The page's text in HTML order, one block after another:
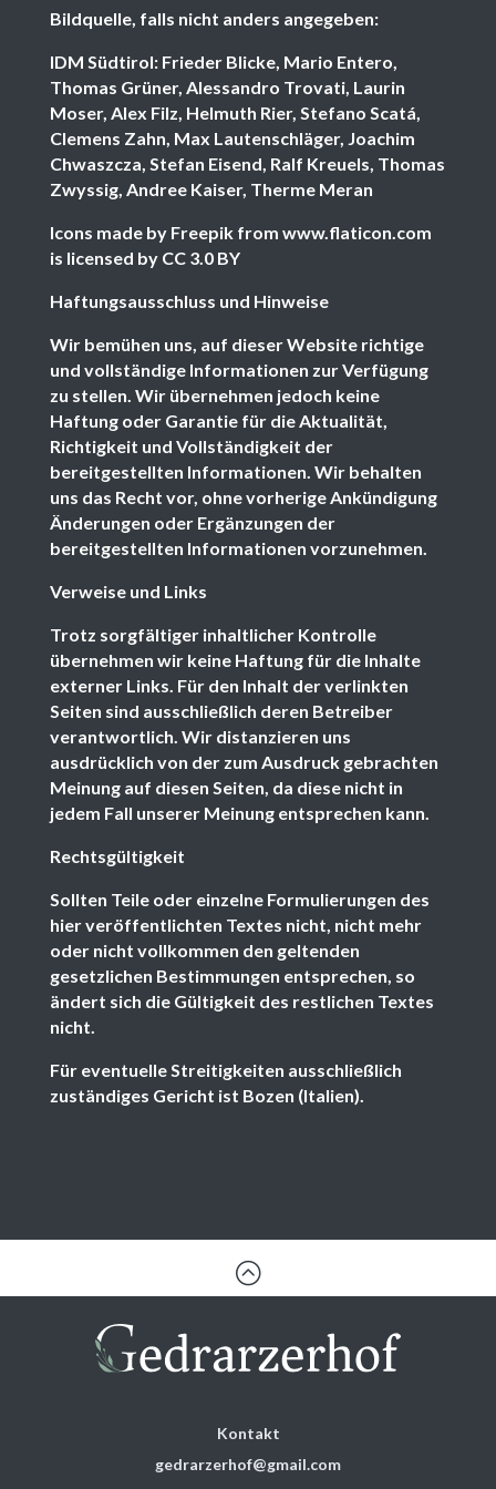
Bildquelle, falls nicht anders angegeben:
IDM Südtirol: Frieder Blicke, Mario Entero,
Thomas Grüner, Alessandro Trovati, Laurin
Moser, Alex Filz, Helmuth Rier, Stefano Scatá,
Clemens Zahn, Max Lautenschläger, Joachim
Chwaszcza, Stefan Eisend, Ralf Kreuels, Thomas
Zwyssig, Andree Kaiser, Therme Meran
Icons made by Freepik from www.flaticon.com
is licensed by CC 3.0 BY
Haftungsausschluss und Hinweise
Wir bemühen uns, auf dieser Website richtige
und vollständige Informationen zur Verfügung
zu stellen. Wir übernehmen jedoch keine
Haftung oder Garantie für die Aktualität,
Richtigkeit und Vollständigkeit der
bereitgestellten Informationen. Wir behalten
uns das Recht vor, ohne vorherige Ankündigung
Änderungen oder Ergänzungen der
bereitgestellten Informationen vorzunehmen.
Verweise und Links
Trotz sorgfältiger inhaltlicher Kontrolle
übernehmen wir keine Haftung für die Inhalte
externer Links. Für den Inhalt der verlinkten
Seiten sind ausschließlich deren Betreiber
verantwortlich. Wir distanzieren uns
ausdrücklich von der zum Ausdruck gebrachten
Meinung auf diesen Seiten, da diese nicht in
jedem Fall unserer Meinung entsprechen kann.
Rechtsgültigkeit
Sollten Teile oder einzelne Formulierungen des
hier veröffentlichten Textes nicht, nicht mehr
oder nicht vollkommen den geltenden
gesetzlichen Bestimmungen entsprechen, so
ändert sich die Gültigkeit des restlichen Textes
nicht.
Für eventuelle Streitigkeiten ausschließlich
zuständiges Gericht ist Bozen (Italien).
:
Kontakt
gedrarzerhof@gmail.com